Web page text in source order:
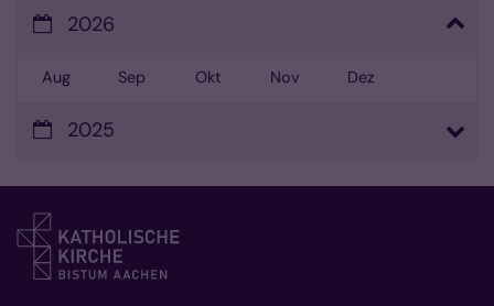
2026
Aug Sep Okt Nov Dez
2025